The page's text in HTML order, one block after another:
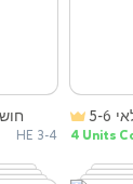
HE 3-4
6
4 Units